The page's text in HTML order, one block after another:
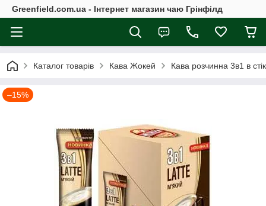
Greenfield.com.ua - Інтернет магазин чаю Грінфілд
Каталог товарів Кава Жокей Кава розчинна 3в1 в
–15%